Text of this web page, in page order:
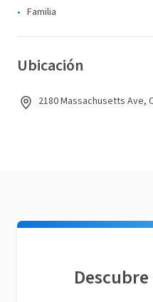
Familia
Ubicación
2180 Massachusetts Ave,